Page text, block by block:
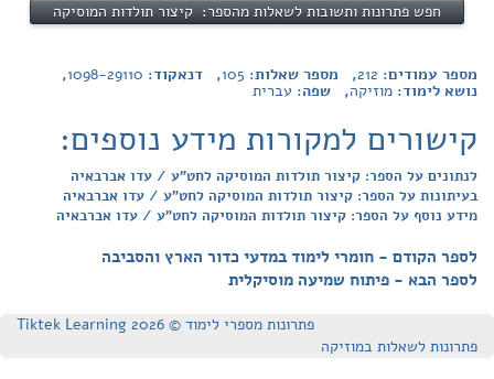
חפש פתרונות ותשובות לשאלות מהספר: קיצור תולדות המוסיקה
מספר עמודים: 212, מספר שאלות: 105, דנאקוד: 1098-29110
,
נושא לימוד: מוזיקה, שפה: עברית
קישורים למקורות מידע נוספים:
לנתונים על הספר: קיצור תולדות המוסיקה לחט"ע / עדו אברבאיה
בעיתונות על הספר: קיצור תולדות המוסיקה לחט"ע / עדו אברבאיה
מידע נוסף על הספר: קיצור תולדות המוסיקה לחט"ע / עדו אברבאיה
לספר הקודם - חומרי לימוד במדעי כדור הארץ והסביבה
לספר הבא - פיתוח שמיעה מוסיקלית
פתרונות מספרי לימוד © Tiktek Learning 2026
פתרונות לשאלות במוזיקה